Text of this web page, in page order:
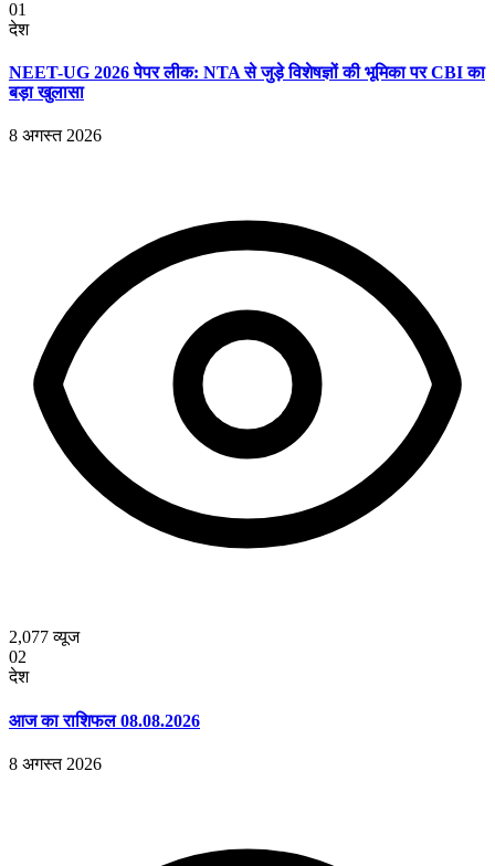
01
देश
NEET-UG 2026 पेपर लीक: NTA से जुड़े विशेषज्ञों की भूमिका पर CBI का
बड़ा खुलासा
8 अगस्त 2026
2,077व्यूज
02
देश
आज का राशिफल 08.08.2026
8 अगस्त 2026